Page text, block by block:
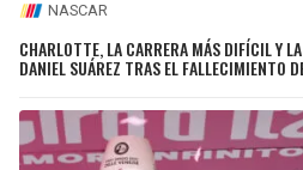
NASCAR
CHARLOTTE, LA CARRERA MÁS DIFÍCIL Y
DANIEL SUÁREZ TRAS EL FALLECIMIENTO